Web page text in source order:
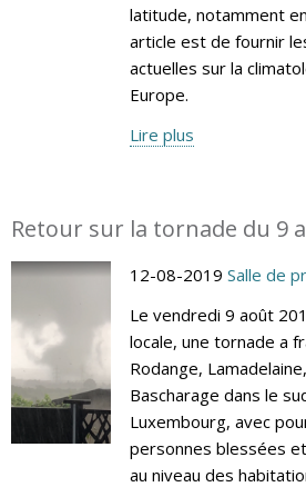
latitude, notamment
article est de fournir
actuelles sur la
Europe.
Lire plus
Retour sur la tornade du 9
12-08-2019 Salle de
Le vendredi 9 août
locale, une tornade a
Rodange,
Bascharage dans le
Luxembourg, avec
personnes blessées
au niveau des